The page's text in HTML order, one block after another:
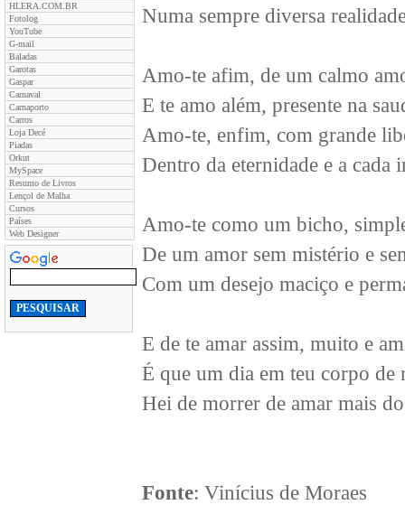
HLERA.COM.BR
Fotolog
YouTube
G-mail
Baladas
Garotas
Gaspar
Carnaval
Carnaporto
Carros
Loja Decé
Piadas
Orkut
MySpace
Resumo de Livros
Lençol de Malha
Cursos
Países
Web Designer
Numa sempre diversa
Amo-te afim, de um calmo
E te amo além, presente na
Amo-te, enfim, com grande
Dentro da eternidade e a cada
Amo-te como um bicho,
De um amor sem mistério e
Com um desejo maciço e
E de te amar assim, muito e
É que um dia em teu corpo de
Hei de morrer de amar mais
Fonte: Vinícius de Moraes